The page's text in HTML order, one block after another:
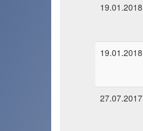
19.01.2018
19.01.2018
27.07.2017